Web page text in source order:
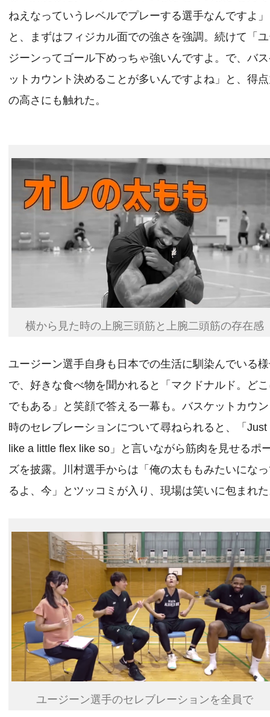
ねえなっていうレベルでプレーする選手なんですよ」
と、まずはフィジカル面での強さを強調。続けて「
ジーンってゴール下めっちゃ強いんですよ。で、バ
ットカウント決めることが多いんですよね」と、得
の高さにも触れた。
横から見た時の上腕三頭筋と上腕二頭筋の存在感
ユージーン選手自身も日本での生活に馴染んでいる
で、好きな食べ物を聞かれると「マクドナルド。ど
でもある」と笑顔で答える一幕も。バスケットカウ
時のセレブレーションについて尋ねられると、「Just
like a little flex like so」と言いながら筋肉を見せるポ
ズを披露。川村選手からは「俺の太ももみたいにな
るよ、今」とツッコミが入り、現場は笑いに包まれ
ユージーン選手のセレブレーションを全員で